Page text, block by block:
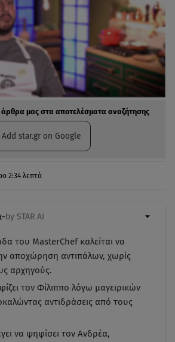
άρθρα μας στα αποτελέσματα αναζήτησης
Add star.gr on Google
2:34 λεπτά
-by STAR AI
του MasterChef καλείται να
αποχώρηση αντιπάλων, χωρίς
αρχηγούς.
τον Φίλιππο λόγω μαγειρικών
αντιδράσεις από τους
να ψηφίσει τον Ανδρέα,